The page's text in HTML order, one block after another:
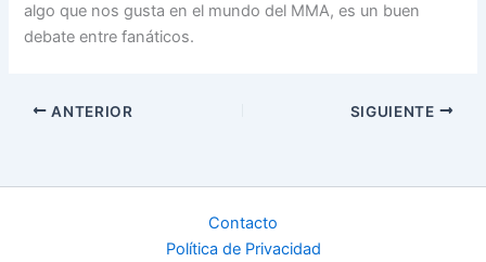
algo que nos gusta en el mundo del MMA, es un buen
debate entre fanáticos.
ANTERIOR SIGUIENTE
Contacto
Política de Privacidad